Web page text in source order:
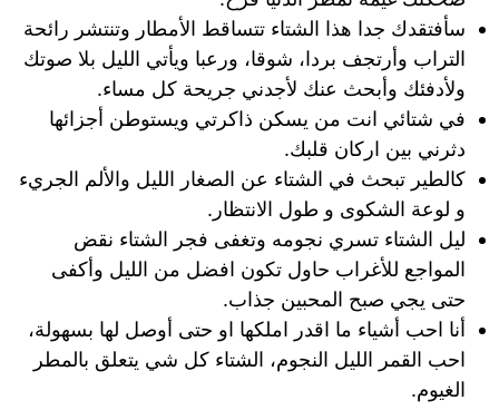
سأفتقدك جدا هذا الشتاء تتساقط الأمطار وتنتشر رائحة
التراب وأرتجف بردا، شوقا، ورعبا ويأتي الليل بلا صوتك
ولأدفئك وأبحث عنك لأجدني جريحة كل مساء.
في شتائي انت من يسكن ذاكرتي ويستوطن أجزائها
دثرني بين اركان قلبك.
كالطير تبحث في الشتاء عن الصغار الليل والألم الجريء
و لوعة الشكوى و طول الانتظار.
ليل الشتاء تسري نجومه وتغفى فجر الشتاء نقض
المواجع للأغراب حاول تكون افضل من الليل وأكفى
حتى يجي صبح المحبين جذاب.
أنا احب أشياء ما اقدر املكها او حتى أوصل لها بسهولة،
احب القمر الليل النجوم، الشتاء كل شي يتعلق بالمطر
الغيوم.